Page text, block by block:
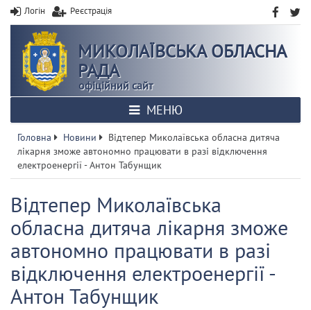
Логін Реєстрація
МИКОЛАЇВСЬКА ОБЛАСНА
РАДА
офіційний сайт
МЕНЮ
Головна Новини
Відтепер Миколаївська обласна дитяча
лікарня зможе автономно працювати в разі відключення
електроенергії - Антон Табунщик
Відтепер Миколаївська
обласна дитяча лікарня зможе
автономно працювати в разі
відключення електроенергії -
Антон Табунщик